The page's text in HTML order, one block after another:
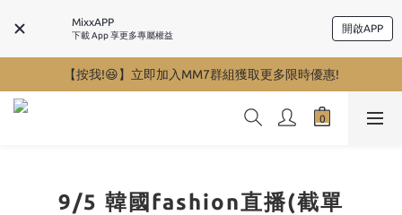
MixxAPP
下載 App 享更多專屬權益
開啟APP
【按我!😆】立即加入MM7群組獲取更多限時優惠!
9/5 韓國fashion直播(截單